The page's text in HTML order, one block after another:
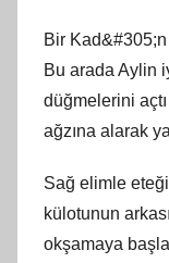
Bir
Bu arada Aylin
düğmelerini
ağzına alarak
Sağ elimle
külotunun
okşamaya